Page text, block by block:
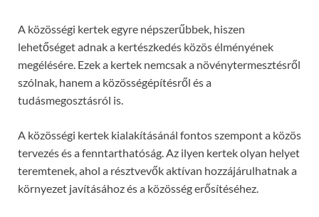
A közösségi kertek egyre népszerűbbek, hiszen
lehetőséget adnak a kertészkedés közös élményének
megélésére. Ezek a kertek nemcsak a növénytermesztésről
szólnak, hanem a közösségépítésről és a
tudásmegosztásról is.
A közösségi kertek kialakításánál fontos szempont a közös
tervezés és a fenntarthatóság. Az ilyen kertek olyan helyet
teremtenek, ahol a résztvevők aktívan hozzájárulhatnak a
környezet javításához és a közösség erősítéséhez.